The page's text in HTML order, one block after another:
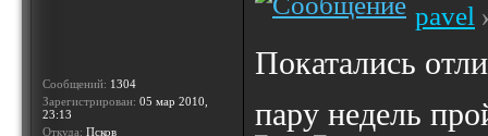
Сообщений: 1304
Зарегистрирован: 05 мар 2010,
23:13
Откуда: Псков
pavel
Покатались
пару недель